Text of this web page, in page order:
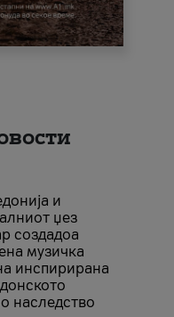
и
џез
создадоа
музичка
инспирирана
наследство